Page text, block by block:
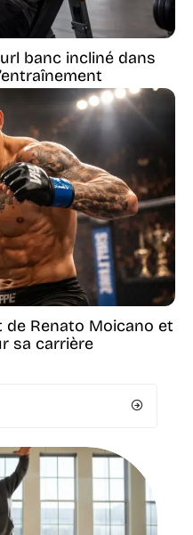
banc incliné dans
de Renato Moicano et
sa carrière